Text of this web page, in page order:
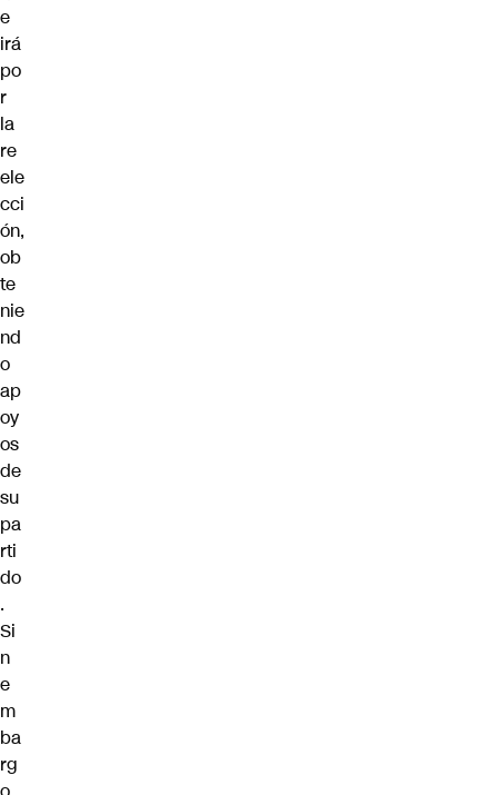
e
irá
po
r
la
re
ele
cci
ón,
ob
te
nie
nd
o
ap
oy
os
de
su
pa
rti
do
.
Si
n
e
m
ba
rg